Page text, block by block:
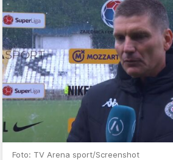
Foto: TV Arena sport/Screenshot